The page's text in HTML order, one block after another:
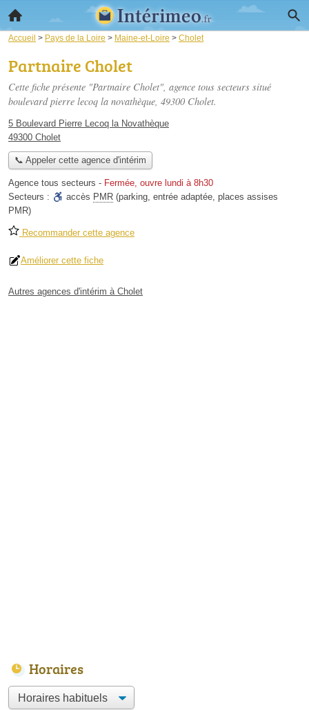
Accueil > Pays de la Loire > Maine-et-Loire > Cholet
Partnaire Cholet
Cette fiche présente "Partnaire Cholet", agence tous secteurs situé
boulevard pierre lecoq la novathèque, 49300 Cholet.
5 Boulevard Pierre Lecoq la Novathèque
49300 Cholet
📞 Appeler cette agence d'intérim
Agence tous secteurs - Fermée, ouvre lundi à 8h30
Secteurs :
accès PMR (parking, entrée adaptée, places assises
PMR)
Recommander cette agence
Améliorer cette fiche
Autres agences d'intérim à Cholet
Horaires